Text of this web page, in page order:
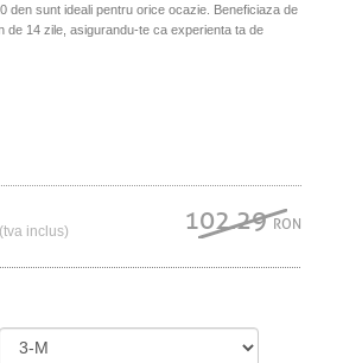
den sunt ideali pentru orice ocazie. Beneficiaza de
de 14 zile, asigurandu-te ca experienta ta de
(tva inclus) 102.29RON